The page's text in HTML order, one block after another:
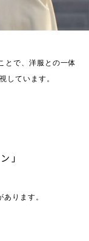
とで、洋服との一体
しています。
」
ります。